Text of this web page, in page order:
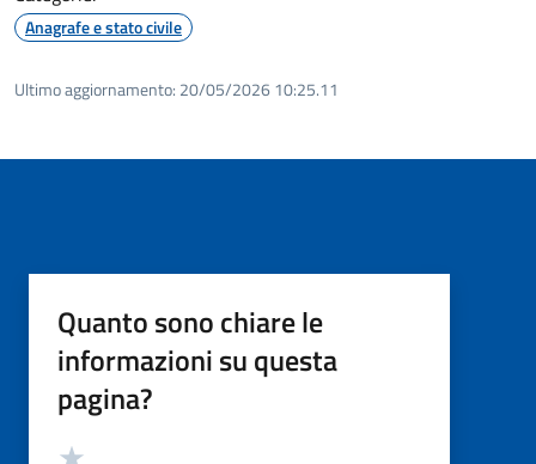
Anagrafe e stato civile
Ultimo aggiornamento: 20/05/2026 10:25.11
Quanto sono chiare le
informazioni su questa
pagina?
Valutazione